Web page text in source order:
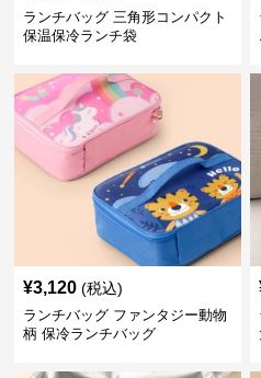
ランチバッグ 三角形コンパクト
保温保冷ランチ袋
¥3,120 (税込)
ランチバッグ ファンタジー動物
柄 保冷ランチバッグ